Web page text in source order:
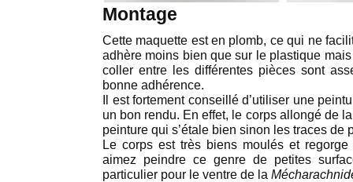
Montage
Cette maquette est en plomb, ce qui ne
adhère moins bien que sur le plastique
coller entre les différentes pièces sont
bonne adhérence.
Il est fortement conseillé d’utiliser une
un bon rendu. En effet, le corps allongé de
peinture qui s’étale bien sinon les traces de
Le corps est très biens moulés et
aimez peindre ce genre de petites
particulier pour le ventre de la